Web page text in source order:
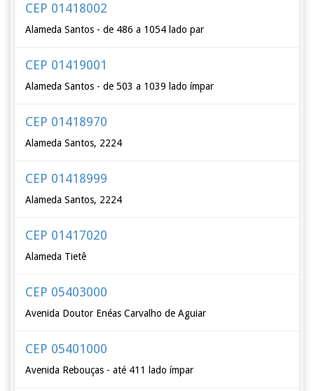
CEP 01418002
Alameda Santos - de 486 a 1054 lado par
CEP 01419001
Alameda Santos - de 503 a 1039 lado ímpar
CEP 01418970
Alameda Santos, 2224
CEP 01418999
Alameda Santos, 2224
CEP 01417020
Alameda Tietê
CEP 05403000
Avenida Doutor Enéas Carvalho de Aguiar
CEP 05401000
Avenida Rebouças - até 411 lado ímpar